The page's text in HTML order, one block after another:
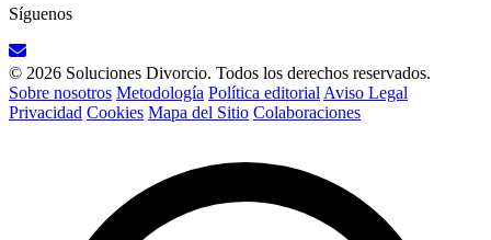
Síguenos
© 2026 Soluciones Divorcio. Todos los derechos reservados.
Sobre nosotros Metodología Política editorial Aviso Legal
Privacidad Cookies Mapa del Sitio Colaboraciones